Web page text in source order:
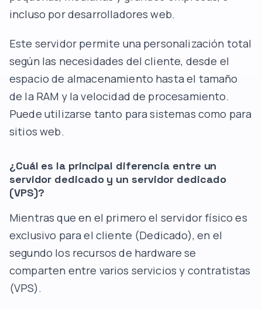
incluso por desarrolladores web.
Este servidor permite una personalización total
según las necesidades del cliente, desde el
espacio de almacenamiento hasta el tamaño
de la RAM y la velocidad de procesamiento.
Puede utilizarse tanto para sistemas como para
sitios web.
¿Cuál es la principal diferencia entre un
servidor dedicado y un servidor dedicado
(VPS)?
Mientras que en el primero el servidor físico es
exclusivo para el cliente (Dedicado), en el
segundo los recursos de hardware se
comparten entre varios servicios y contratistas
(VPS).